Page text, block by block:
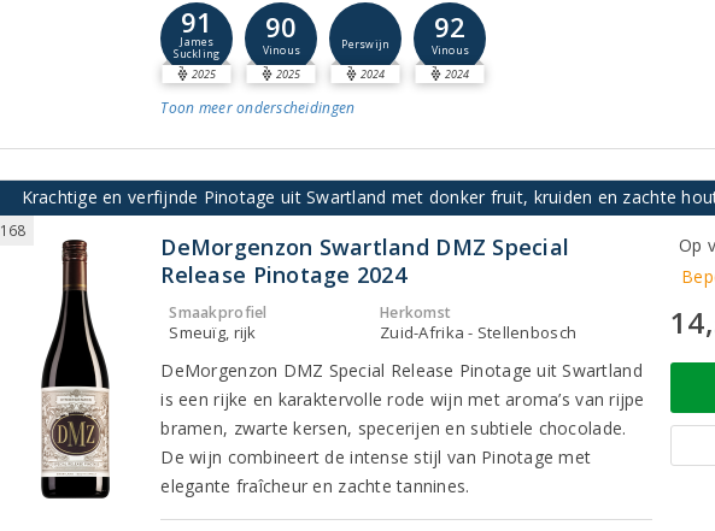
91
James
Suckling
2025
90
Vinous
2025
Perswijn
2024
92
Vinous
2024
Toon meeronderscheidingen
Krachtige en verfijnde Pinotage uit Swartland met donker fruit, kruiden en zachte
168
DeMorgenzon Swartland DMZ Special
Release Pinotage 2024
Smaakprofiel
Smeuïg, rijk
Herkomst
Zuid-Afrika - Stellenbosch
DeMorgenzon DMZ Special Release Pinotage uit Swartland
is een rijke en karaktervolle rode wijn met aroma’s van rijpe
bramen, zwarte kersen, specerijen en subtiele chocolade.
De wijn combineert de intense stijl van Pinotage met
elegante fraîcheur en zachte tannines.
Op